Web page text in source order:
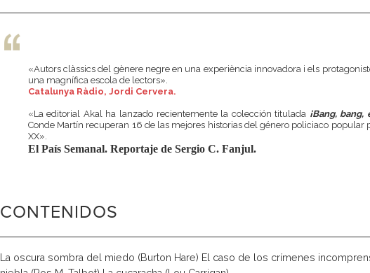
«Autors clàssics del gènere negre en una experiència innovadora i els
una magnífica escola de lectors».
Catalunya Ràdio, Jordi Cervera.
«La editorial Akal ha lanzado recientemente la colección titulada ¡Bang, bang,
Conde Martín recuperan 16 de las mejores historias del género policiaco popular
XX».
El País Semanal. Reportaje de Sergio C. Fanjul.
CONTENIDOS
La oscura sombra del miedo (Burton Hare) El caso de los crímenes